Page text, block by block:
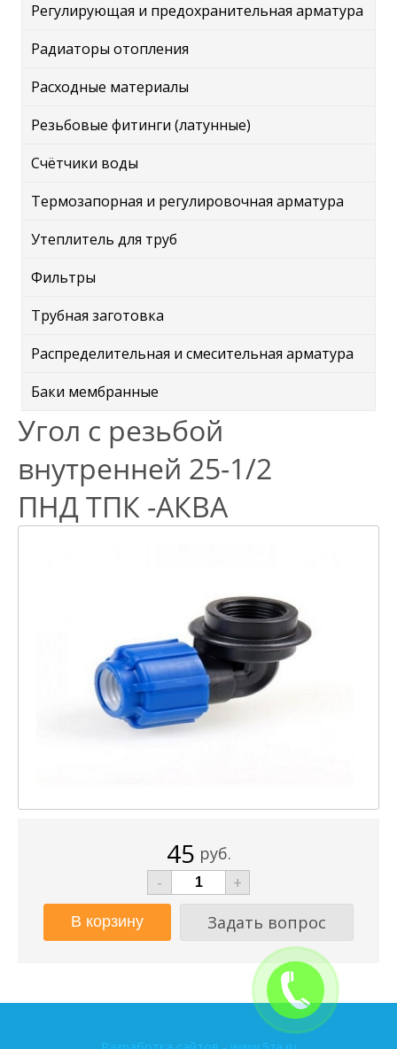
Регулирующая и предохранительная арматура
Радиаторы отопления
Расходные материалы
Резьбовые фитинги (латунные)
Счётчики воды
Термозапорная и регулировочная арматура
Утеплитель для труб
Фильтры
Трубная заготовка
Распределительная и смесительная арматура
Баки мембранные
Угол с резьбой
внутренней 25-1/2
ПНД ТПК -АКВА
45 руб.
-
+
Задать вопрос